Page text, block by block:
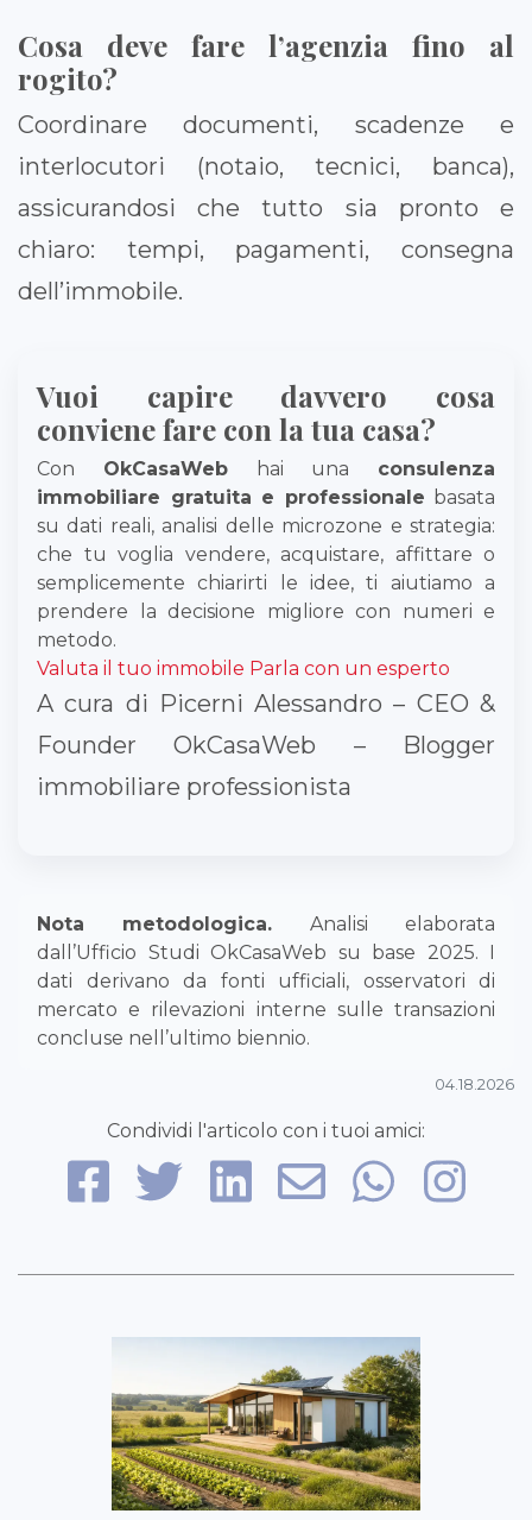
Cosa deve fare l’agenzia fino al
rogito?
Coordinare documenti, scadenze e
interlocutori (notaio, tecnici, banca),
assicurandosi che tutto sia pronto e
chiaro: tempi, pagamenti, consegna
dell’immobile.
Vuoi capire davvero cosa
conviene fare con la tua casa?
Con OkCasaWebhai una consulenza
immobiliare gratuita e professionale basata
su dati reali, analisi delle microzone e strategia:
che tu voglia vendere, acquistare, affittare o
semplicemente chiarirti le idee, ti aiutiamo a
prendere la decisione migliore con numeri e
metodo.
Valuta il tuo immobile Parla con un esperto
A cura di Picerni Alessandro – CEO &
Founder OkCasaWeb – Blogger
immobiliare professionista
Nota metodologica. Analisi elaborata
dall’Ufficio Studi OkCasaWeb su base 2025. I
dati derivano da fonti ufficiali, osservatori di
mercato e rilevazioni interne sulle transazioni
concluse nell’ultimo biennio.
04.18.2026
Condividi l'articolo con i tuoi amici: